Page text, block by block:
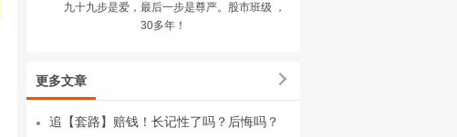
九十九步是爱，最后一步是尊严。股市班级 ，
30多年！
更多文章
追【套路】赔钱！长记性了吗？后悔吗？